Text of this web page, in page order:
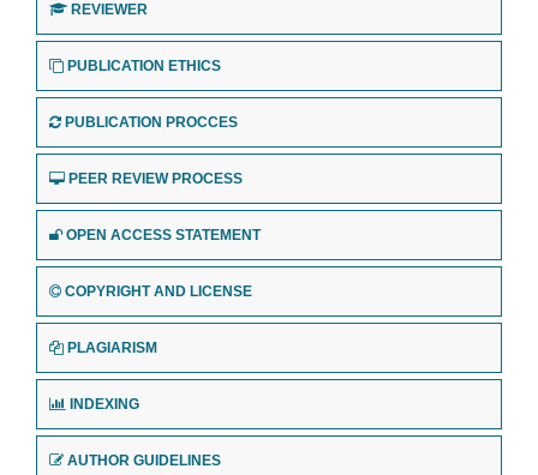
REVIEWER
PUBLICATION ETHICS
PUBLICATION PROCCES
PEER REVIEW PROCESS
OPEN ACCESS STATEMENT
COPYRIGHT AND LICENSE
PLAGIARISM
INDEXING
AUTHOR GUIDELINES